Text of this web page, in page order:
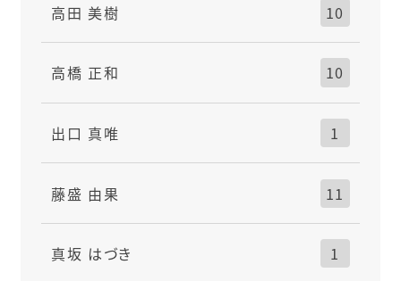
高田 美樹 10
高橋 正和 10
出口 真唯 1
藤盛 由果 11
真坂 はづき 1